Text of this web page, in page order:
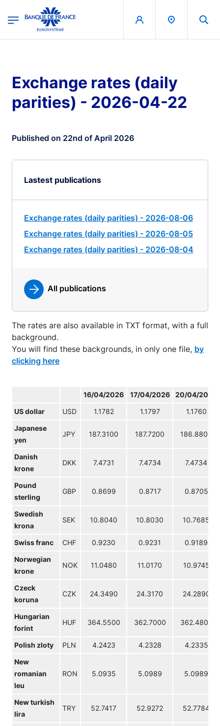
Banque de France - Menu Principal
Exchange rates (daily
parities) - 2026-04-22
Published on 22nd of April 2026
Lastest publications
Exchange rates (daily parities) - 2026-08-06
Exchange rates (daily parities) - 2026-08-05
Exchange rates (daily parities) - 2026-08-04
All publications
The rates are also available in TXT format, with a full
background.
You will find these backgrounds, in only one file, by
clicking here
16/04/2026 17/04/2026 20/04/2026
US dollar USD 1.1782 1.1797 1.1760
Japanese
yen
JPY 187.3100 187.7200 186.8800
Danish
krone
DKK 7.4731 7.4734 7.4734
Pound
sterling
GBP 0.8699 0.8717 0.8705
Swedish
krona
SEK 10.8040 10.8030 10.7685
Swiss franc CHF 0.9230 0.9231 0.9189
Norwegian
krone
NOK 11.0480 11.0170 10.9745
Czeck
koruna
CZK 24.3490 24.3170 24.2890
Hungarian
forint
HUF 364.5500 362.7000 362.4800
Polish zloty PLN 4.2423 4.2328 4.2335
New
romanian
leu
RON 5.0935 5.0989 5.0989
New turkish
lira
TRY 52.7417 52.9272 52.7784